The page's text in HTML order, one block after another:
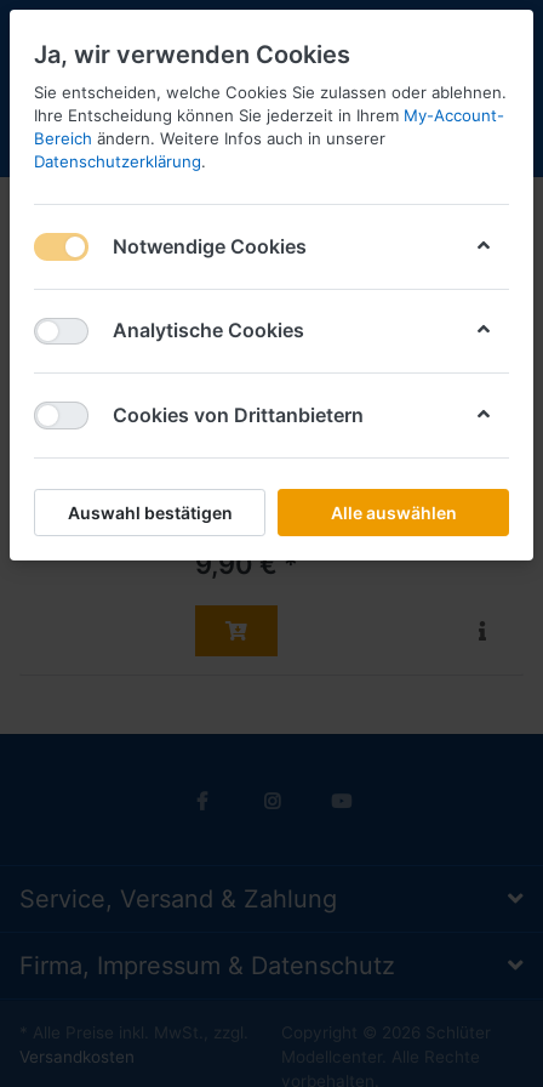
Menü Anmelden Shopaktualisierung
Die neue MAZ
1-1 von
Filtern Sortieren
Die neue MAZ 6-26
sofort lieferbar
9,90 € *
Service, Versand & Zahlung
Firma, Impressum & Datenschutz
* Alle Preise inkl. MwSt., zzgl.
Versandkosten
Copyright © 2026 Schlüter
Modellcenter. Alle Rechte
vorbehalten.
Ja, wir verwenden Cookies
Sie entscheiden, welche Cookies Sie zulassen oder ablehnen.
Ihre Entscheidung können Sie jederzeit in Ihrem My-Account-
Bereich ändern. Weitere Infos auch in unserer
Datenschutzerklärung.
Notwendige Cookies
Analytische Cookies
Cookies von Drittanbietern
Auswahl bestätigen Alle auswählen